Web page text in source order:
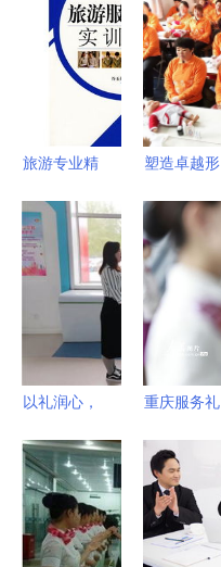
务公司 礼
仪服务的艺
术与实践
精品家电广
场全员岗位
技能大练兵
之服务礼仪
旅游专业精
旅游服务礼
仪实训教程
的实践性与
塑造卓越形
军企业文化
与礼仪课程
开课在即
以礼润心，
政务接待的
优雅之道
重庆服务礼
以待 全力
备战“五
一”文旅服